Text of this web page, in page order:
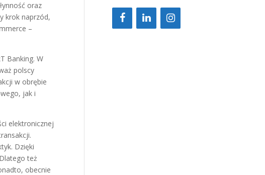
oraz
krok naprzód,
–
Banking. W
polscy
w obrębie
jak i
elektronicznej
Dzięki
też
obecnie